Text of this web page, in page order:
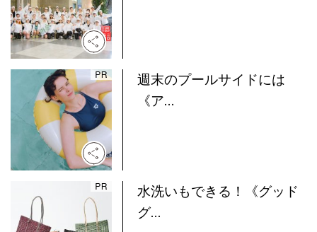
週末のプールサイドには
《ア...
水洗いもできる！《グッド
グ...